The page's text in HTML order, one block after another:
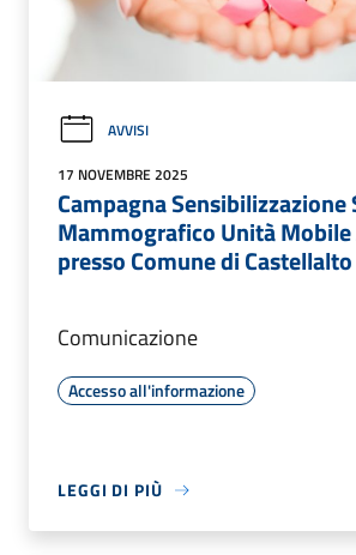
AVVISI
17 NOVEMBRE 2025
Campagna Sensibilizzazione
Mammografico Unità Mobile
presso Comune di Castellalto
Comunicazione
Accesso all'informazione
LEGGI DI PIÙ